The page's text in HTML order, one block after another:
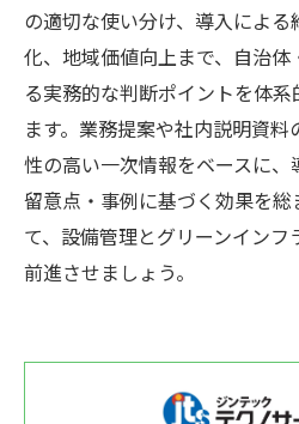
の適切な使い分け、導入によ
化、地域価値向上まで、自治
る実務的な判断ポイントを体
ます。業務提案や社内説明資
性の高い一次情報をベースに
留意点・事例に基づく効果を
て、設備管理とグリーンイン
前進させましょう。